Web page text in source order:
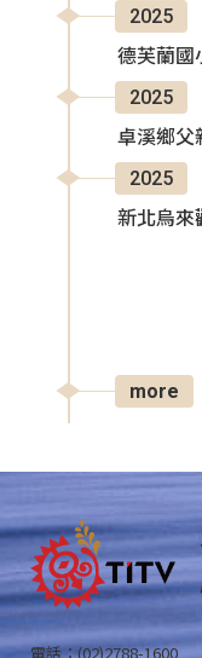
2025
德芙蘭國
2025
卓溪鄉父
2025
新北烏來
more
電話：(02)2788-1600